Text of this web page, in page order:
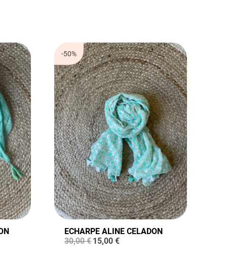
-50%
ECHARPE ALINE CELADON
30,00€Le
15,00€Le